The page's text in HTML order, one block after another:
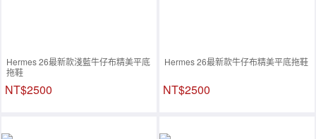
Hermes 26最新款淺藍牛仔布精美平底
拖鞋
NT$2500
Hermes 26最新款牛仔布精美平底拖鞋
NT$2500